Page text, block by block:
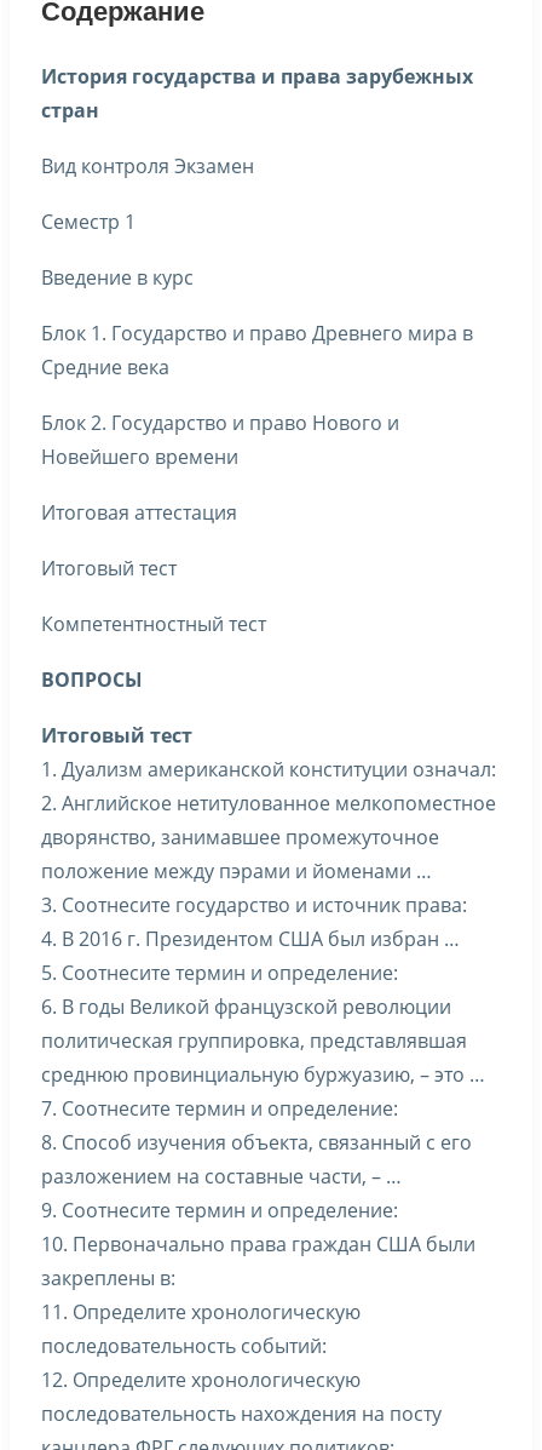
Содержание
История государства и права зарубежных
стран
Вид контроля Экзамен
Семестр 1
Введение в курс
Блок 1. Государство и право Древнего мира в
Средние века
Блок 2. Государство и право Нового и
Новейшего времени
Итоговая аттестация
Итоговый тест
Компетентностный тест
ВОПРОСЫ
Итоговый тест
1. Дуализм американской конституции означал:
2. Английское нетитулованное мелкопоместное
дворянство, занимавшее промежуточное
положение между пэрами и йоменами …
3. Соотнесите государство и источник права:
4. В 2016 г. Президентом США был избран …
5. Соотнесите термин и определение:
6. В годы Великой французской революции
политическая группировка, представлявшая
среднюю провинциальную буржуазию, – это …
7. Соотнесите термин и определение:
8. Способ изучения объекта, связанный с его
разложением на составные части, – …
9. Соотнесите термин и определение:
10. Первоначально права граждан США были
закреплены в:
11. Определите хронологическую
последовательность событий:
12. Определите хронологическую
последовательность нахождения на посту